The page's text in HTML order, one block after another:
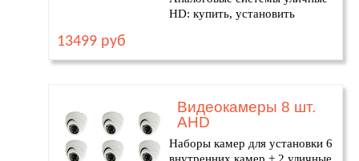
HD: купить, установить
13499 руб
Видеокамеры 8 шт.
AHD
Наборы камер для установки 6